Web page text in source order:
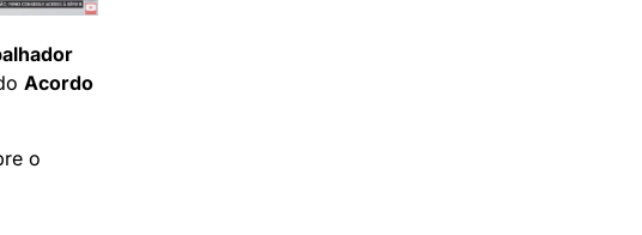
Acordo
o